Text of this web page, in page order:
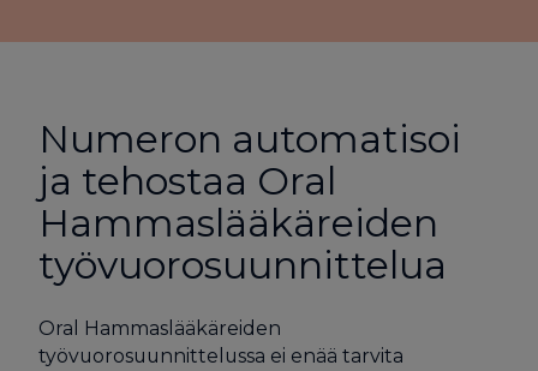
Numeron automatisoi
ja tehostaa Oral
Hammaslääkäreiden
työ­vuoro­suunnittelua
Oral Hammaslääkäreiden
työvuorosuunnittelussa ei enää tarvita